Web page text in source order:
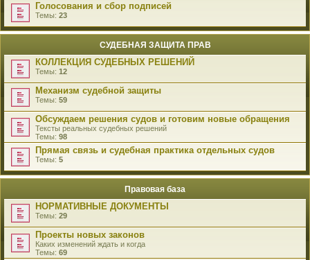
Голосования и сбор подписей
Темы: 23
СУДЕБНАЯ ЗАЩИТА ПРАВ
КОЛЛЕКЦИЯ СУДЕБНЫХ РЕШЕНИЙ
Темы: 12
Механизм судебной защиты
Темы: 59
Обсуждаем решения судов и готовим новые обращения
Тексты реальных судебных решений
Темы: 98
Прямая связь и судебная практика отдельных судов
Темы: 5
Правовая база
НОРМАТИВНЫЕ ДОКУМЕНТЫ
Темы: 29
Проекты новых законов
Каких изменений ждать и когда
Темы: 69